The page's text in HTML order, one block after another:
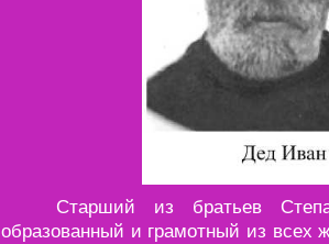
Старший из братьев
образованный и грамотный из всех